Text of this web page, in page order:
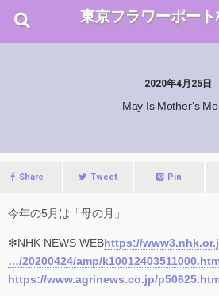
東京フラワーポー
2020年4月25日
May Is Mother’s
Share Tweet Pin
今年の5月は「母の月」
❇︎NHK NEWS WEBhttps://
…/20200424/amp/
https://www.agrinews.co.jp/